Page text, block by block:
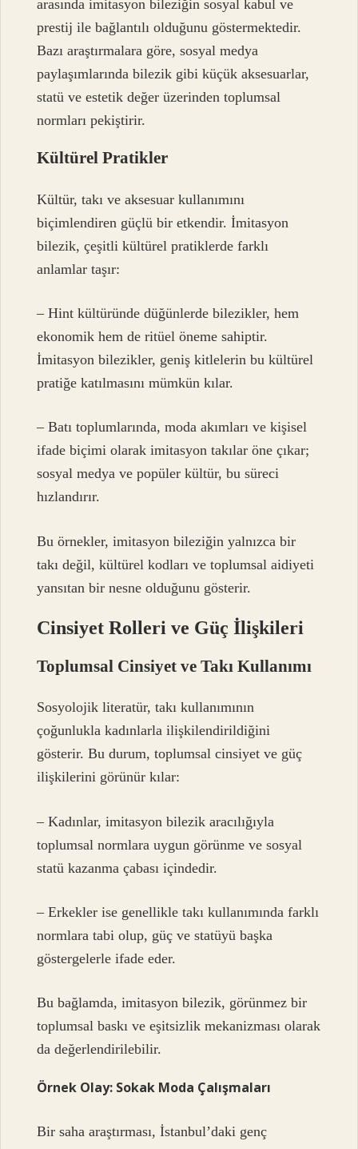
arasında imitasyon bileziğin sosyal kabul ve
prestij ile bağlantılı olduğunu göstermektedir.
Bazı araştırmalara göre, sosyal medya
paylaşımlarında bilezik gibi küçük aksesuarlar,
statü ve estetik değer üzerinden toplumsal
normları pekiştirir.
Kültürel Pratikler
Kültür, takı ve aksesuar kullanımını
biçimlendiren güçlü bir etkendir. İmitasyon
bilezik, çeşitli kültürel pratiklerde farklı
anlamlar taşır:
– Hint kültüründe düğünlerde bilezikler, hem
ekonomik hem de ritüel öneme sahiptir.
İmitasyon bilezikler, geniş kitlelerin bu kültürel
pratiğe katılmasını mümkün kılar.
– Batı toplumlarında, moda akımları ve kişisel
ifade biçimi olarak imitasyon takılar öne çıkar;
sosyal medya ve popüler kültür, bu süreci
hızlandırır.
Bu örnekler, imitasyon bileziğin yalnızca bir
takı değil, kültürel kodları ve toplumsal aidiyeti
yansıtan bir nesne olduğunu gösterir.
Cinsiyet Rolleri ve Güç İlişkileri
Toplumsal Cinsiyet ve Takı Kullanımı
Sosyolojik literatür, takı kullanımının
çoğunlukla kadınlarla ilişkilendirildiğini
gösterir. Bu durum, toplumsal cinsiyet ve güç
ilişkilerini görünür kılar:
– Kadınlar, imitasyon bilezik aracılığıyla
toplumsal normlara uygun görünme ve sosyal
statü kazanma çabası içindedir.
– Erkekler ise genellikle takı kullanımında farklı
normlara tabi olup, güç ve statüyü başka
göstergelerle ifade eder.
Bu bağlamda, imitasyon bilezik, görünmez bir
toplumsal baskı veeşitsizlik mekanizması olarak
da değerlendirilebilir.
Örnek Olay: Sokak Moda Çalışmaları
Bir saha araştırması, İstanbul’daki genç